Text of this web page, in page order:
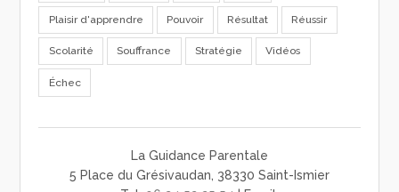
Plaisir d'apprendre Pouvoir Résultat Réussir
Scolarité Souffrance Stratégie Vidéos
Échec
La Guidance Parentale
5 Place du Grésivaudan, 38330 Saint-Ismier